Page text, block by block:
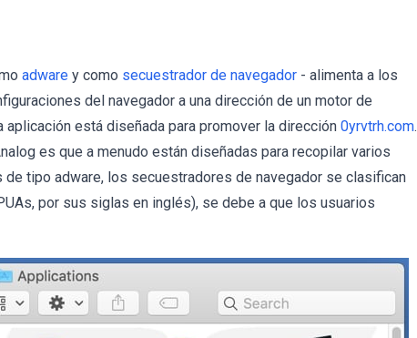
adware y como secuestrador de navegador - alimenta a los
del navegador a una dirección de un motor de
está diseñada para promover la dirección 0yrvtrh.com.
es que a menudo están diseñadas para recopilar varios
tipo adware, los secuestradores de navegador se clasifican
por sus siglas en inglés), se debe a que los usuarios